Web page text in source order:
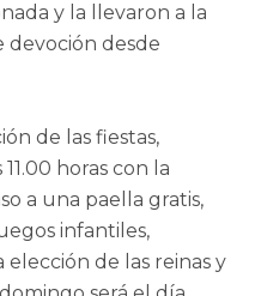
y la llevaron a la
devoción desde
de las fiestas,
horas con la
a una paella gratis,
infantiles,
elección de las reinas y